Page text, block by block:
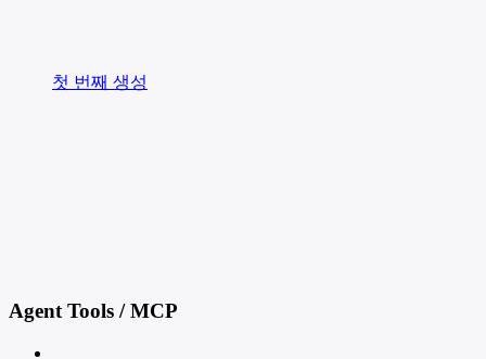
첫 번째 생성
Agent Tools / MCP